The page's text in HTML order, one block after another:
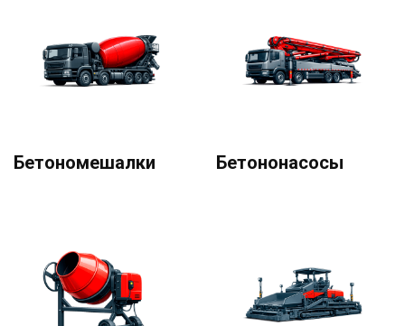
Бетономешалки Бетононасосы